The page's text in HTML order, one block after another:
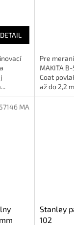
DETAIL
Pre
MAKITA
Coat
až do 2,2
MA
Stanley
102